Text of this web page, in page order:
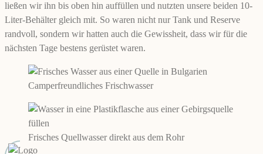
ließen wir ihn bis oben hin auffüllen und nutzten unsere beiden 10-
Liter-Behälter gleich mit. So waren nicht nur Tank und Reserve
randvoll, sondern wir hatten auch die Gewissheit, dass wir für die
nächsten Tage bestens gerüstet waren.
Camperfreundliches Frischwasser
Frisches Quellwasser direkt aus dem Rohr